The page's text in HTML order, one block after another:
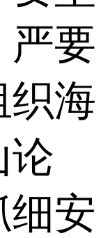
严要
织海
论
细安